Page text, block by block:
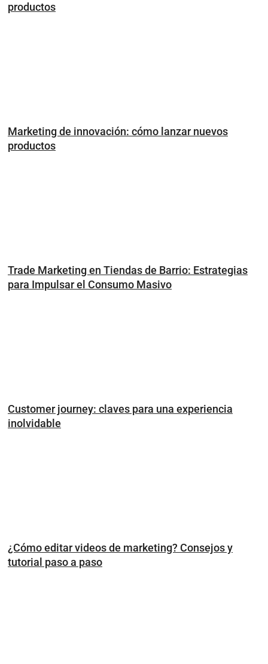
productos
Marketing de innovación: cómo lanzar nuevos
productos
Trade Marketing en Tiendas de Barrio: Estrategias
para Impulsar el Consumo Masivo
Customer journey: claves para una experiencia
inolvidable
¿Cómo editar videos de marketing? Consejos y
tutorial paso a paso